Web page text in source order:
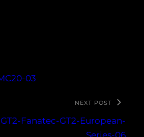
03
NEXT POST
Fanatec-GT2-European-